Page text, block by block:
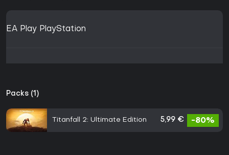
EA Play PlayStation
Packs (1)
Titanfall 2: Ultimate Edition 5,99 € -80%